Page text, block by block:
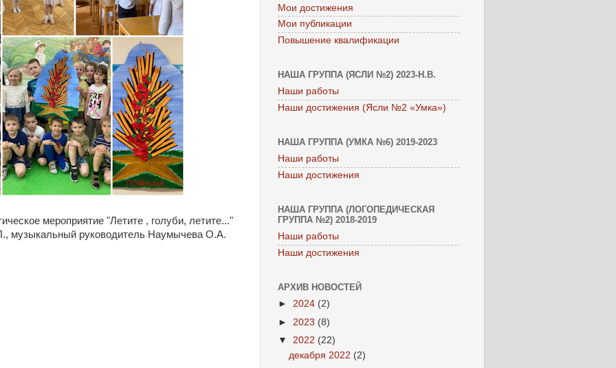
мероприятие "Летите , голуби, летите..."
музыкальный руководитель Наумычева О.А.
Мои достижения
Мои публикации
Повышение квалификации
НАША ГРУППА (ЯСЛИ №2) 2023-Н.В.
Наши работы
Наши достижения (Ясли №2 «Умка»)
НАША ГРУППА (УМКА №6) 2019-2023
Наши работы
Наши достижения
НАША ГРУППА (ЛОГОПЕДИЧЕСКАЯ
ГРУППА №2) 2018-2019
Наши работы
Наши достижения
АРХИВ НОВОСТЕЙ
► 2024 (2)
► 2023 (8)
▼ 2022 (22)
декабря 2022 (2)